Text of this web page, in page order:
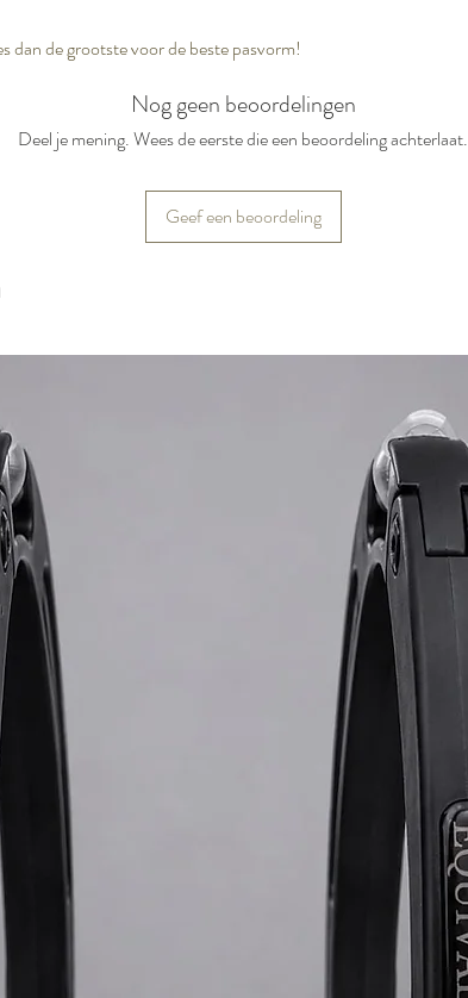
dan de grootste voor de beste pasvorm!
Nog geen beoordelingen
Deel je mening. Wees de eerste die een beoordeling achterlaat.
Geef een beoordeling